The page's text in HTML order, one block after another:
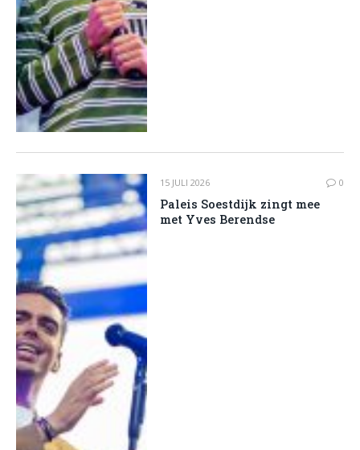
15 JULI 2026 0
Paleis Soestdijk zingt mee
met Yves Berendse